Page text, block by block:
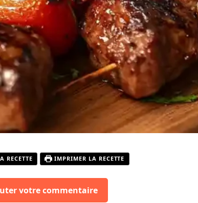
RECETTE IMPRIMER LA RECETTE
votre commentaire